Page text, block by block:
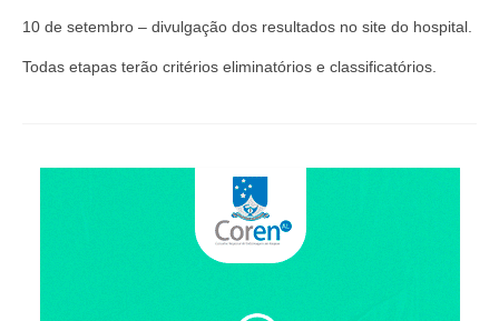
Suspensão do Exercício Profissional
Clube de Vantagens
Valores dos serviços
10 de setembro – divulgação dos resultados no site do hospital.
Todas etapas terão critérios eliminatórios e classificatórios.